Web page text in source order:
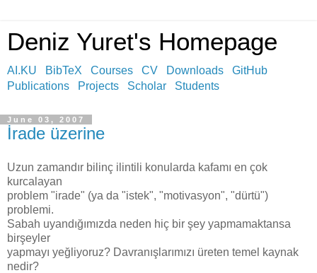
Deniz Yuret's Homepage
AI.KU BibTeX Courses CV Downloads
GitHub
Publications
Projects Scholar Students
June 03, 2007
İrade üzerine
Uzun zamandır bilinç ilintili konularda kafamı en çok
kurcalayan
problem "irade" (ya da "istek", "motivasyon", "dürtü")
problemi.
Sabah uyandığımızda neden hiç bir şey yapmamaktansa
birşeyler
yapmayı yeğliyoruz? Davranışlarımızı üreten temel kaynak
nedir?